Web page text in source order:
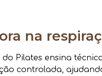
na
Pilates ensina
controlada,